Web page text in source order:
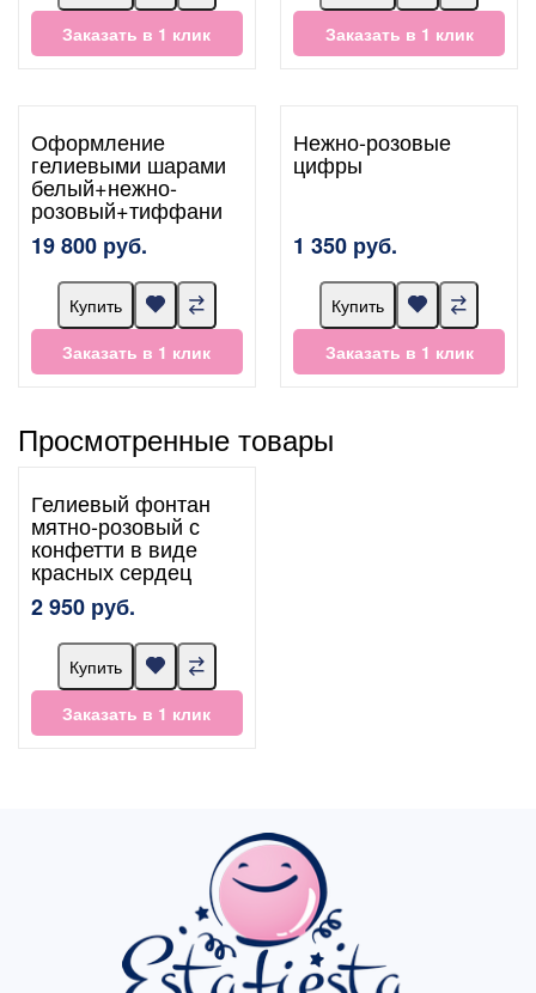
Заказать в 1 клик
Заказать в 1 клик
Оформление
гелиевыми шарами
белый+нежно-
розовый+тиффани
19 800 руб.
Купить
Заказать в 1 клик
Нежно-розовые
цифры
1 350 руб.
Купить
Заказать в 1 клик
Просмотренные товары
Гелиевый фонтан
мятно-розовый с
конфетти в виде
красных сердец
2 950 руб.
Купить
Заказать в 1 клик